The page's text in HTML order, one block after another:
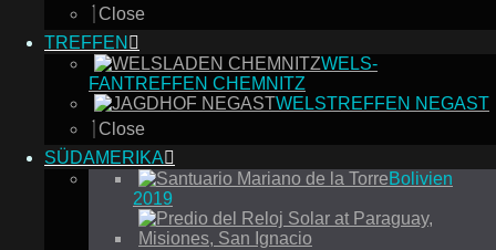
Close
TREFFEN
WELS-
FANTREFFEN CHEMNITZ
WELSTREFFEN NEGAST
Close
SÜDAMERIKA
Bolivien
2019